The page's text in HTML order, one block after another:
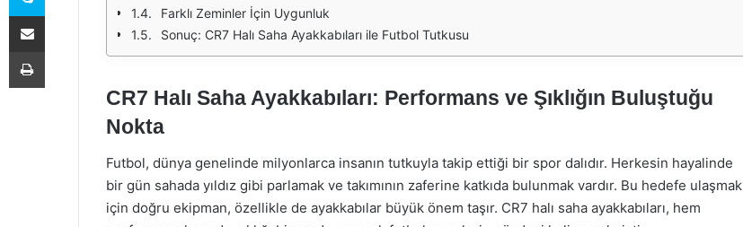
Farklı Zeminler İçin Uygunluk
Sonuç: CR7 Halı Saha Ayakkabıları ile Futbol Tutkusu
CR7 Halı Saha Ayakkabıları: Performans ve Şıklığın Buluştuğu
Nokta
Futbol, dünya genelinde milyonlarca insanın tutkuyla takip ettiği bir spor dalıdır. Herkesin hayalinde
bir gün sahada yıldız gibi parlamak ve takımının zaferine katkıda bulunmak vardır. Bu hedefe ulaşmak
için doğru ekipman, özellikle de ayakkabılar büyük önem taşır. CR7 halı saha ayakkabıları, hem
E-Posta ile paylaş